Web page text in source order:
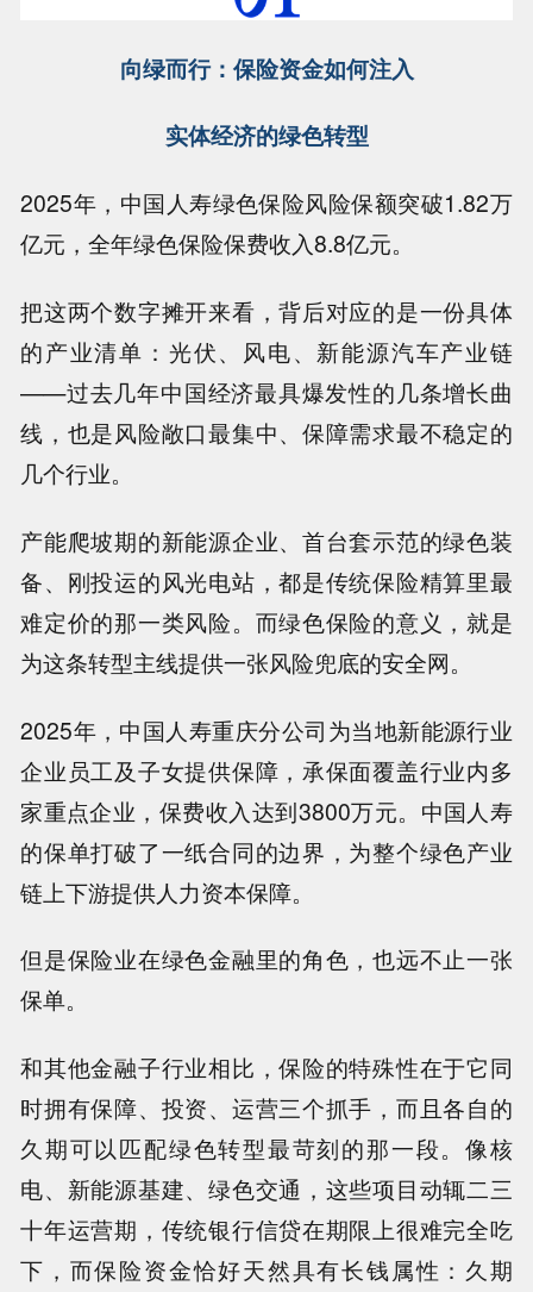
向绿而行：保险资金如何注入
实体经济的绿色转型
2025年，中国人寿绿色保险风险保额突破1.82万
亿元，全年绿色保险保费收入8.8亿元。
把这两个数字摊开来看，背后对应的是一份具体
的产业清单：光伏、风电、新能源汽车产业链
——过去几年中国经济最具爆发性的几条增长曲
线，也是风险敞口最集中、保障需求最不稳定的
几个行业。
产能爬坡期的新能源企业、首台套示范的绿色装
备、刚投运的风光电站，都是传统保险精算里最
难定价的那一类风险。而绿色保险的意义，就是
为这条转型主线提供一张风险兜底的安全网。
2025年，中国人寿重庆分公司为当地新能源行业
企业员工及子女提供保障，承保面覆盖行业内多
家重点企业，保费收入达到3800万元。中国人寿
的保单打破了一纸合同的边界，为整个绿色产业
链上下游提供人力资本保障。
但是保险业在绿色金融里的角色，也远不止一张
保单。
和其他金融子行业相比，保险的特殊性在于它同
时拥有保障、投资、运营三个抓手，而且各自的
久期可以匹配绿色转型最苛刻的那一段。像核
电、新能源基建、绿色交通，这些项目动辄二三
十年运营期，传统银行信贷在期限上很难完全吃
下，而保险资金恰好天然具有长钱属性：久期